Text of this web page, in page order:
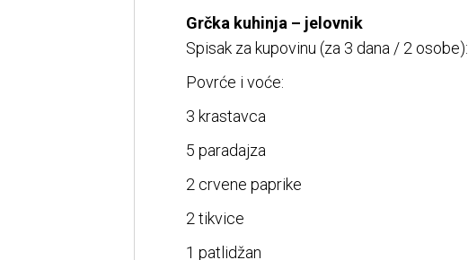
Grčka kuhinja – jelovnik
Spisak za kupovinu (za 3 dana / 2 osobe):
Povrće i voće:
3 krastavca
5 paradajza
2 crvene paprike
2 tikvice
1 patlidžan